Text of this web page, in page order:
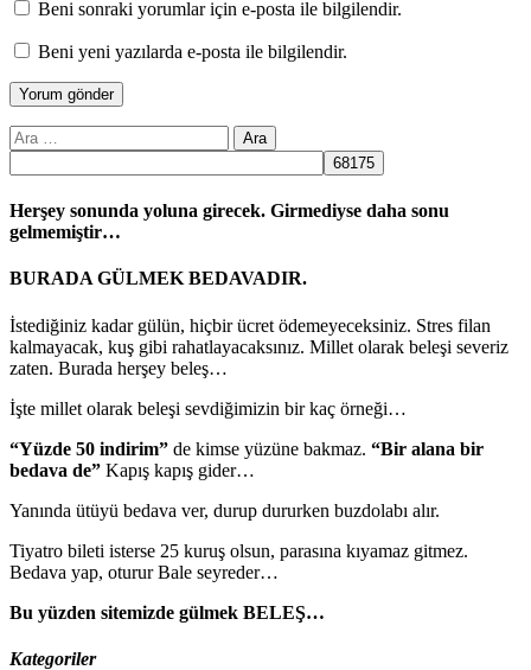
Beni sonraki yorumlar için e-posta ile bilgilendir.
Beni yeni yazılarda e-posta ile bilgilendir.
Arama:
Herşey sonunda yoluna girecek. Girmediyse daha sonu
gelmemiştir…
BURADA GÜLMEK BEDAVADIR.
İstediğiniz kadar gülün, hiçbir ücret ödemeyeceksiniz. Stres filan
kalmayacak, kuş gibi rahatlayacaksınız. Millet olarak beleşi severiz
zaten. Burada herşey beleş…
İşte millet olarak beleşi sevdiğimizin bir kaç örneği…
“Yüzde 50 indirim” de kimse yüzüne bakmaz. “Bir alana bir
bedava de” Kapış kapış gider…
Yanında ütüyü bedava ver, durup dururken buzdolabı alır.
Tiyatro bileti isterse 25 kuruş olsun, parasına kıyamaz gitmez.
Bedava yap, oturur Bale seyreder…
Bu yüzden sitemizde gülmek BELEŞ…
Kategoriler